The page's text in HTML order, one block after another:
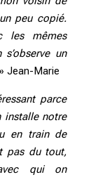
peu copié.
les mêmes
un
Jean-Marie
parce
installe notre
en train de
pas du tout,
qui on